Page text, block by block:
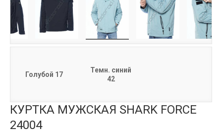
Голубой 17
Темн. синий
42
КУРТКА МУЖСКАЯ SHARK FORCE
24004